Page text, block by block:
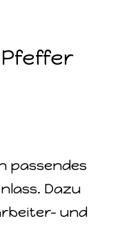
passendes
Dazu
und